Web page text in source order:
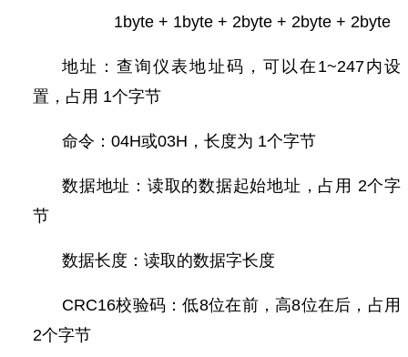
1byte + 1byte + 2byte + 2byte + 2byte
地址：查询仪表地址码，可以在1~247内设
置，占用 1个字节
命令：04H或03H，长度为 1个字节
数据地址：读取的数据起始地址，占用 2个字
节
数据长度：读取的数据字长度
CRC16校验码：低8位在前，高8位在后，占用
2个字节